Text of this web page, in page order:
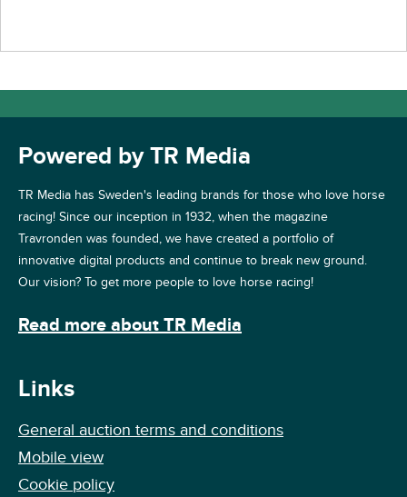
Powered by TR Media
TR Media has Sweden's leading brands for those who love horse
racing! Since our inception in 1932, when the magazine
Travronden was founded, we have created a portfolio of
innovative digital products and continue to break new ground.
Our vision? To get more people to love horse racing!
Read more about TR Media
Links
General auction terms and conditions
Mobile view
Cookie policy